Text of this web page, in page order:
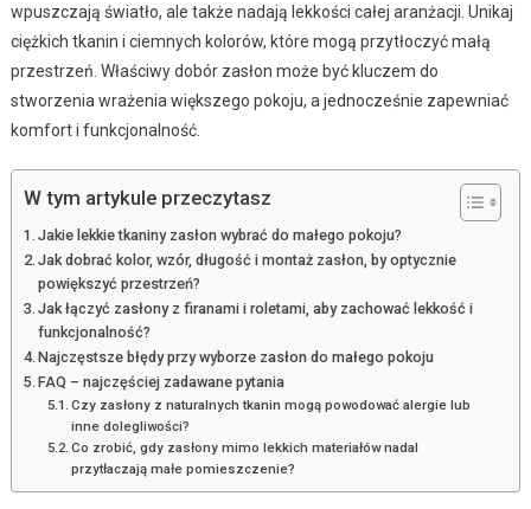
wpuszczają światło, ale także nadają lekkości całej aranżacji. Unikaj
ciężkich tkanin i ciemnych kolorów, które mogą przytłoczyć małą
przestrzeń. Właściwy dobór zasłon może być kluczem do
stworzenia wrażenia większego pokoju, a jednocześnie zapewniać
komfort i funkcjonalność.
W tym artykule przeczytasz
Jakie lekkie tkaniny zasłon wybrać do małego pokoju?
Jak dobrać kolor, wzór, długość i montaż zasłon, by optycznie
powiększyć przestrzeń?
Jak łączyć zasłony z firanami i roletami, aby zachować lekkość i
funkcjonalność?
Najczęstsze błędy przy wyborze zasłon do małego pokoju
FAQ – najczęściej zadawane pytania
Czy zasłony z naturalnych tkanin mogą powodować alergie lub
inne dolegliwości?
Co zrobić, gdy zasłony mimo lekkich materiałów nadal
przytłaczają małe pomieszczenie?